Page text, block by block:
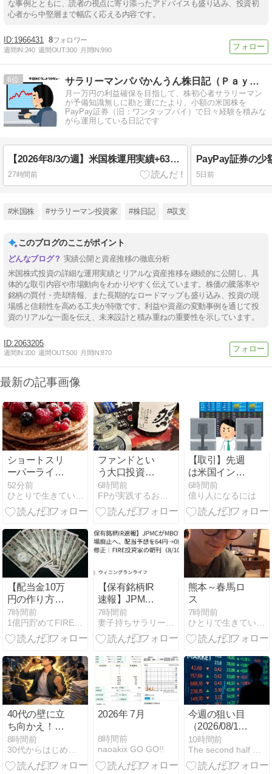
な事例とともに、読者の視点に寄り添ったアドバイスも盛り込み、投資初
心者から中堅層まで幅広く応える内容です。
1966431 8
週間IN:240 週間OUT:300 月間IN:990
6 サラリーマンパパかんうん株日記（ＰａｙＰａｙ証券物語）
月一万円の利益確保を目指して、株初心者サラリーマン
が予備知識無しに勘と運にたより、小額の米国株を
PayPay証券（旧：ワンタップバイ）で日々経験を積みな
がら運用している日記です
【2026年8/3の週】米国株運用実績+633,628円｜利益63万円台へ！AI株上昇で過去最高益更新（PayPay証券）
27時間前 5日前
#米国株 #サラリーマン投資家 #株日記 #収支
このブログのここがポイント
実績公開と資産推移の徹底分析
米国株式投資の詳細な運用実績とリアルな資産推移を継続的に公開し、具
体的な取引内容や市場動向をわかりやすく伝えています。株価の騰落率や
銘柄の買付・売却情報、また長期的なロードマップも盛り込み、投資の現
場感と信頼性を高める工夫が特徴です。利益や資産の変動事例を通じて投
資のリアルな一面を伝え、未来設計と積み重ねの重要性を示しています。
2063205
週間IN:200 週間OUT:500 月間IN:870
最新の記事画像
ショートスリ
ーパーライブ
配信
52分前
ファンドとい
う大口投資家
が買う銘柄
6時間前
【取引】先週
は米国インデ
ックスを買増
し！
6時間前
億り人になるには
【配当金10万
円の作り方】
1株から始め
て年間配当68
万円まで増や
7時間前
1億円貯めてFIREを目指すブログ
【保有銘柄IR
速報】JPMC
がMBOで上場
廃止へ、配当
予想を64円
｜FIRE投資家
の朝刊
（8/10）
7時間前
熊本～春馬ロ
ス
7時間前
40代の壁に立
ち向かえ！人
生はリセット
ではなくアッ
プデートす
8時間前
30代からはじめるグッジョ部
2026年 7月
8時間前
naoakix GO GO!!
今週の狙い目
（2026/08/10
週）
10時間前
The second half of life(人生後半戦）